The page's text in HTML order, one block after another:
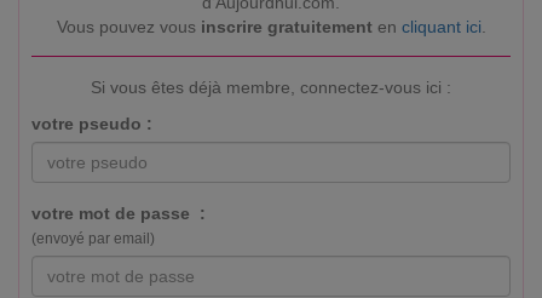
Vous pouvez vous inscrire gratuitementen cliquant ici
Si vous êtes déjà membre, connectez-vous ici :
votre pseudo :
votre mot de passe :
(envoyé par email)